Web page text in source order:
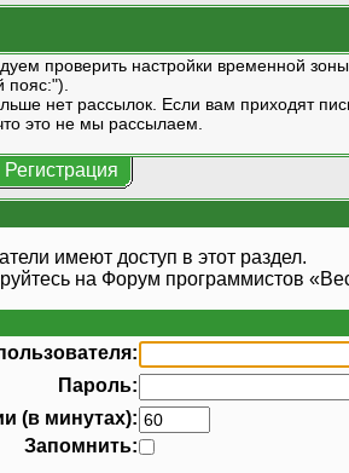
проверить настройки временной
пояс:").
нет рассылок. Если вам приходят
это не мы рассылаем.
Регистрация
имеют доступ в этот раздел.
на Форум программистов
Пароль:
(в минутах):
Запомнить: